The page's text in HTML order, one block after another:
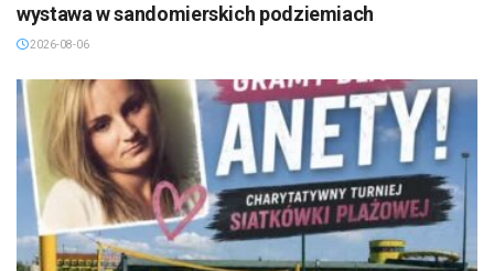
wystawa w sandomierskich podziemiach
2026-08-06